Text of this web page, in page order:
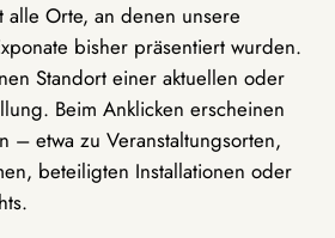
alle Orte, an denen unsere
bisher präsentiert wurden.
Standort einer aktuellen oder
Beim Anklicken erscheinen
– etwa zu Veranstaltungsorten,
beteiligten Installationen oder